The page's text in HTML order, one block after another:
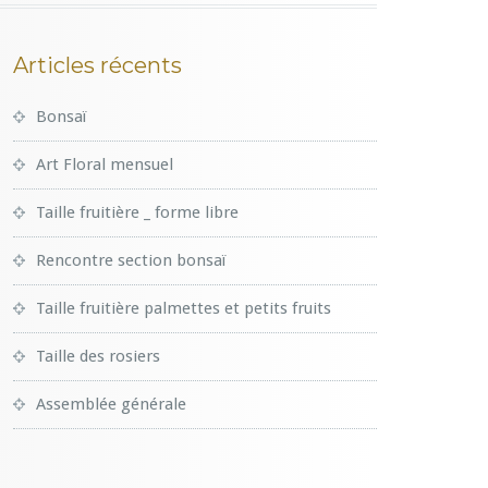
Articles récents
Bonsaï
Art Floral mensuel
Taille fruitière _ forme libre
Rencontre section bonsaï
Taille fruitière palmettes et petits fruits
Taille des rosiers
Assemblée générale